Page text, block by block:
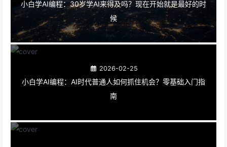
小白学AI编程：30岁学AI来得及吗？现在开始就是最好的时
候
2026-02-25
小白学AI编程：AI时代普通人如何抓住机会？零基础入门指
南